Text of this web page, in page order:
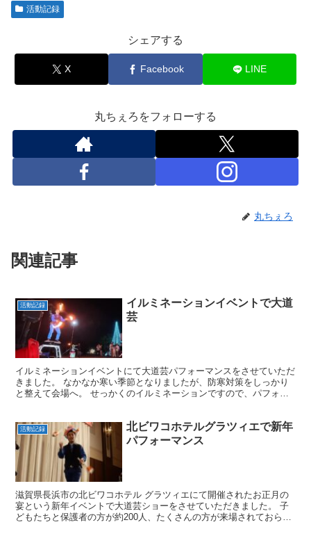
活動記録
シェアする
X Facebook LINE
丸ちぇろをフォローする
丸ちぇろ
関連記事
活動記録
イルミネーションイベントで大道
芸
イルミネーションイベントにて大道芸パフォーマンスをさせていただ
きました。 なかなか寒い季節となりましたが、防寒対策をしっかり
と整えて会場へ。 せっかくのイルミネーションですので、パフォー
活動記録
北ビワコホテルグラツィエで新年
パフォーマンス
滋賀県長浜市の北ビワコホテル グラツィエにて開催されたお正月の
宴という新年イベントで大道芸ショーをさせていただきました。 子
どもたちと保護者の方が約200人、たくさんの方が来場されておられ